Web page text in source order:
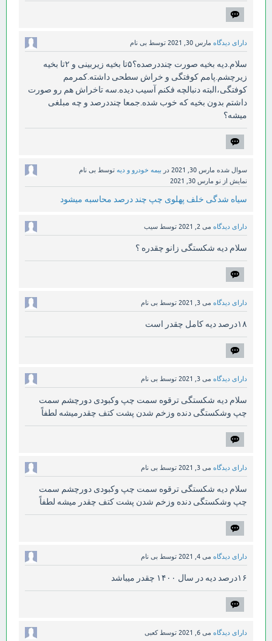
دارای دیدگاه مارس 30, 2021 توسط بی نام
سلام.دیه بخیه صورت چنددرصده؟۵تا بخیه زیربینی و ۲تا بخیه
زیرچشم.پامم کوفتگی و خراش سطحی داشته.کمرمم
کوفتگی،البته دنبالچه فکنم آسیب دیده.سه تاخراش هم رو صورت
داشتم بدون بخیه که خوب شده.جمعا چنددرصد و چه مبلغی
میشه؟
سوال شده مارس 30, 2021 در بیمه خودرو و دیه توسط بی نام
نمایش از نو مارس 30, 2021
سیاه شدگی خلف پهلوی چپ چند درصد محاسبه میشود
دارای دیدگاه می 2, 2021 توسط سیب
سلام دیه شکستگی زانو چقدره ؟
دارای دیدگاه می 3, 2021 توسط بی نام
۱۸درصد دیه کامل چقدر است
دارای دیدگاه می 3, 2021 توسط بی نام
سلام دیه شکستگی ترقوه سمت چپ وکبودی دورچشم سمت
چپ وشکستگی دنده وزخم شدن پشت کتف چقدرمیشه لطفاً
دارای دیدگاه می 3, 2021 توسط بی نام
سلام دیه شکستگی ترقوه سمت چپ وکبودی دورچشم سمت
چپ وشکستگی دنده وزخم شدن پشت کتف چقدر میشه لطفاً
دارای دیدگاه می 4, 2021 توسط بی نام
۱۶درصد دیه در سال ۱۴۰۰ چقدر میباشد
دارای دیدگاه می 6, 2021 توسطکعبی